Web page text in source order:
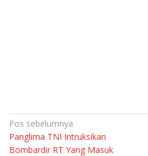
Navigasi
pos
Pos sebelumnya
Panglima TNI Intruksikan
Bombardir RT Yang Masuk